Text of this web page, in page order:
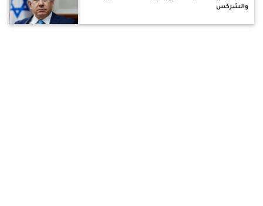
والشركس